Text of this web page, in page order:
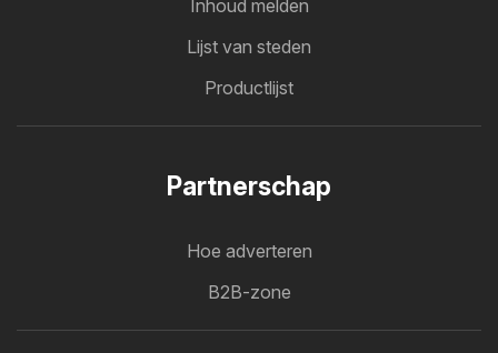
Inhoud melden
Lijst van steden
Productlijst
Partnerschap
Hoe adverteren
B2B-zone